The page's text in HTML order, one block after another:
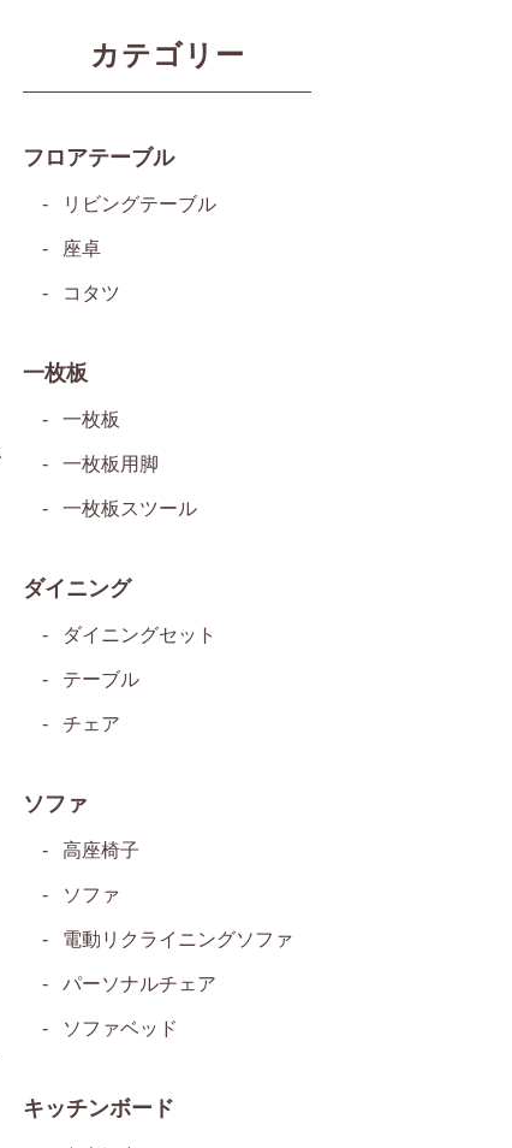
カテゴリー
フロアテーブル
リビングテーブル
座卓
コタツ
一枚板
一枚板
一枚板用脚
一枚板スツール
ダイニング
ダイニングセット
テーブル
チェア
ソファ
高座椅子
ソファ
電動リクライニングソファ
パーソナルチェア
ソファベッド
キッチンボード